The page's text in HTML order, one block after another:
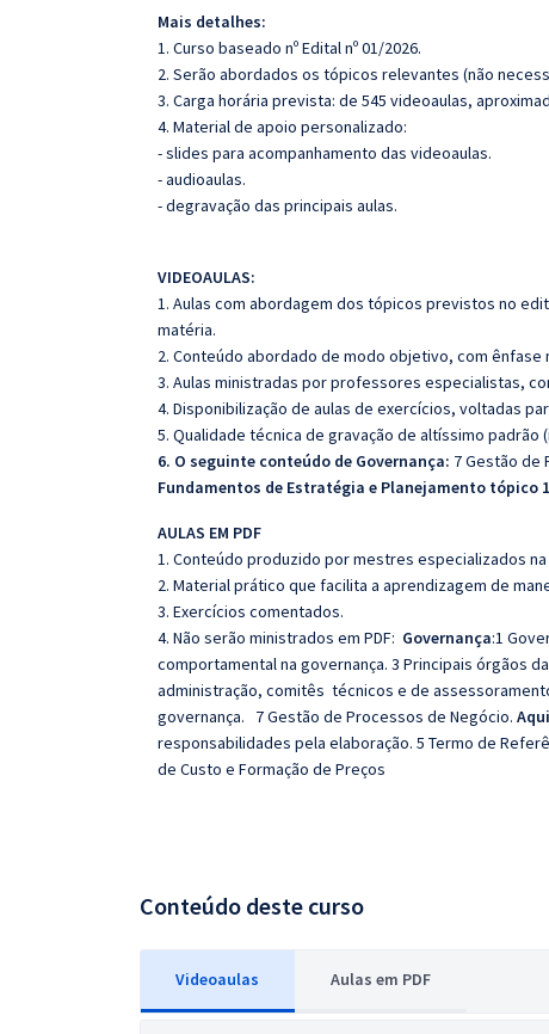
Mais detalhes:
1. Curso baseado nº Edital nº 01/2026.
2. Serão abordados os tópicos relevantes (não
3. Carga horária prevista: de 545 videoaulas,
4. Material de apoio personalizado:
- slides para acompanhamento das videoaulas.
- audioaulas.
- degravação das principais aulas.
VIDEOAULAS:
1. Aulas com abordagem dos tópicos previstos no
matéria.
2. Conteúdo abordado de modo objetivo, com
3. Aulas ministradas por professores especialistas,
4. Disponibilização de aulas de exercícios, voltadas
5. Qualidade técnica de gravação de altíssimo padrão
6. O seguinte conteúdo de Governança: 7 Gestão de
Fundamentos de Estratégia e Planejamento tópico
AULAS EM PDF
1. Conteúdo produzido por mestres especializados
2. Material prático que facilita a aprendizagem de
3. Exercícios comentados.
4. Não serão ministrados em PDF: Governança:1
comportamental na governança. 3 Principais órgãos
administração, comitês técnicos e de
governança. 7 Gestão de Processos de Negócio.
responsabilidades pela elaboração. 5 Termo de
de Custo e Formação de Preços
Conteúdo deste curso
Videoaulas Aulas em PDF